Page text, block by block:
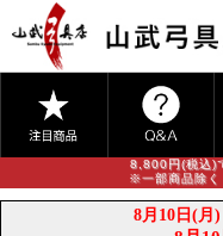
8,800円(税込)
※一部商品除く